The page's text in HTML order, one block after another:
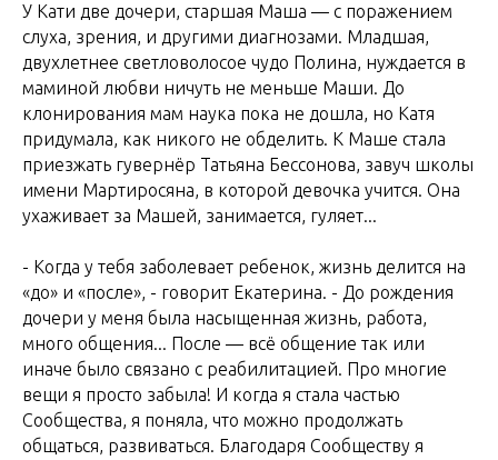
У Кати две дочери, старшая Маша — с поражением
слуха, зрения, и другими диагнозами. Младшая,
двухлетнее светловолосое чудо Полина, нуждается в
маминой любви ничуть не меньше Маши. До
клонирования мам наука пока не дошла, но Катя
придумала, как никого не обделить. К Маше стала
приезжать гувернёр Татьяна Бессонова, завуч школы
имени Мартиросяна, в которой девочка учится. Она
ухаживает за Машей, занимается, гуляет...
- Когда у тебя заболевает ребенок, жизнь делится на
«до» и «после», - говорит Екатерина. - До рождения
дочери у меня была насыщенная жизнь, работа,
много общения... После — всё общение так или
иначе было связано с реабилитацией. Про многие
вещи я просто забыла! И когда я стала частью
Сообщества, я поняла, что можно продолжать
общаться, развиваться. Благодаря Сообществу я